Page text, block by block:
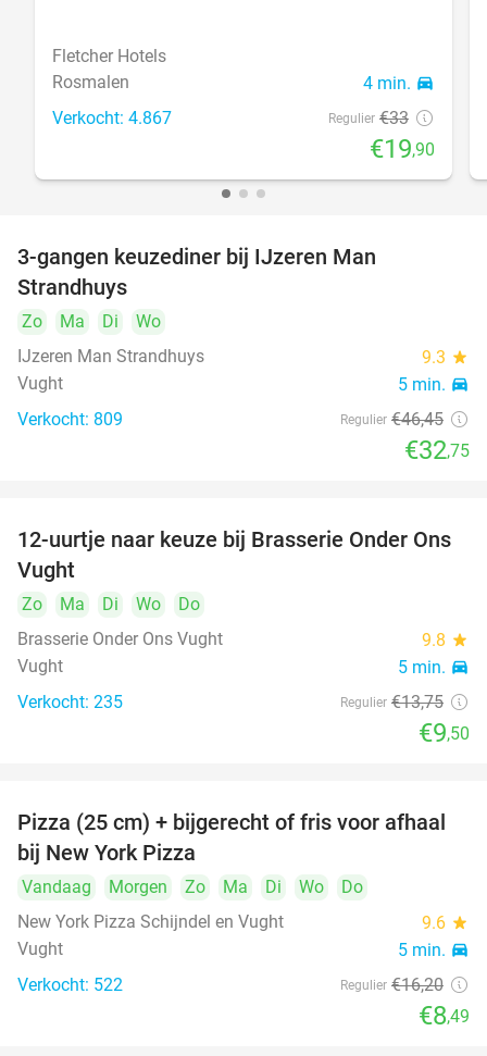
Fletcher Hotels
Rosmalen
4 min. directions_car
Verkocht: 4.867 Regulier €33
€19,90
3-gangen keuzediner bij IJzeren Man
Strandhuys
Zo Ma Di
Wo
IJzeren Man Strandhuys
9.3 star
Vught 5 min. directions_car
Verkocht: 809 Regulier €46,45
€32,75
31%
12-uurtje naar keuze bij Brasserie Onder Ons
Vught
Zo Ma Di Wo
Do
Brasserie Onder Ons Vught
9.8 star
Vught 5 min. directions_car
Verkocht: 235 Regulier €13,75
€9,50
48%
Pizza (25 cm) + bijgerecht of fris voor afhaal
bij New York Pizza
Vandaag Morgen Zo Ma Di Wo
Do
New York Pizza Schijndel en Vught
9.6 star
Vught 5 min. directions_car
Verkocht: 522 Regulier €16,20
€8,49